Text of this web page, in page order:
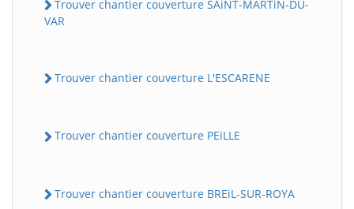
Trouver chantier couverture SAiNT-MARTiN-DU-
VAR
Trouver chantier couverture L'ESCARENE
Trouver chantier couverture PEiLLE
Trouver chantier couverture BREiL-SUR-ROYA